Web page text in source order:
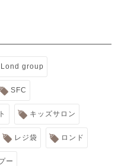
Lond group
SFC
キッズサロン
レジ袋 ロンド
ー